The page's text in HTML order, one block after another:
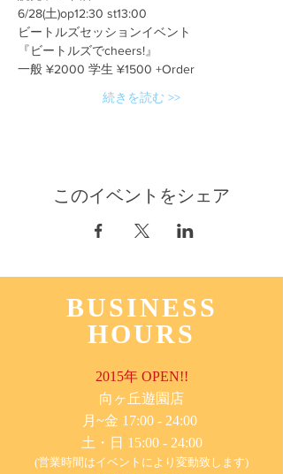
6/28(土)op12:30 st13:00
ビートルズセッションイベント
『ビートルズでcheers!』
一般 ¥2000 学生 ¥1500 +Order
続きを読む >>
このイベントをシェア
BUSINESS
HOURS
2015年 OPEN!!
​向ヶ丘遊園店
月~金 17:00 - 24:00
土・日 15:00 - 24:00
(営業時間はイベントにより変動致します)